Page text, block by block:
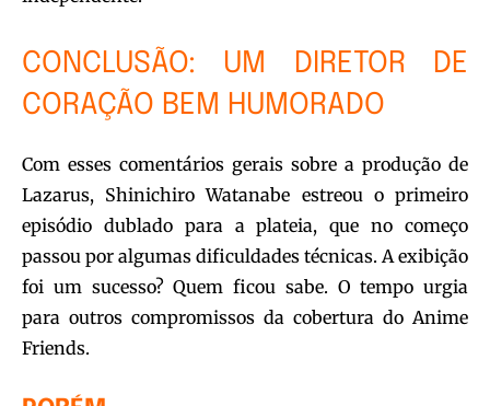
CONCLUSÃO: UM DIRETOR DE
CORAÇÃO BEM HUMORADO
Com esses comentários gerais sobre a produção de
Lazarus, Shinichiro Watanabe estreou o primeiro
episódio dublado para a plateia, que no começo
passou por algumas dificuldades técnicas. A exibição
foi um sucesso? Quem ficou sabe. O tempo urgia
para outros compromissos da cobertura do Anime
Friends.